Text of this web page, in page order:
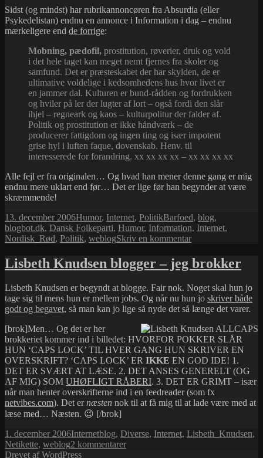
Sidst (og mindst) har rubrikannoncøren fra Absurdia (eller
Psykedelistan) endnu en annonce i Information i dag – endnu
mærkeligere end de forrige:
Mobning, pædofil, prostitution, røverier, druk og vold
i det hele taget kan meget nemt fjernes fra skoler og
samfund. Det er præsteskabet der har skylden, de er
ultimative voldelige i kedsomhedens hus hvor livet er
en jammer dal. Kulturen er bund-rådden og fordrukken
og hviler på ler der lugter af lort – også fordi den slår
ihjel – regneark og kaos – kulturpolitur der falder af.
Politik og prostitution er ikke håndværk – de
producerer fattigdom og ingen ting og især impotent
grise hyl i luften faque, dovenskab. Henv. til
interesserede for forandring. xx xx xx xx – xx xx xx xx
Alle fejl er fra originalen… Og hvad han mener denne gang er mig
endnu mere uklart end før… Det er lige før han begynder at være
skræmmende!
Udgivet
i
13. december 2006Kategorier
Humor, Internet, PolitikTags
Barfoed, blog,
blogbot.dk, Dansk Folkeparti, Humor, Information, Internet,
Nordisk_Rød, Politik, weblogSkriv en kommentartil
Rød,
ministerfyring
rubrikannoncer
Lisbeth Knudsen blogger – jeg brokker
Lisbeth Knudsen er begyndt at blogge. Fair nok. Noget skal hun jo
tage sig til mens hun er mellem jobs. Og når nu hun jo skriver både
godt og begavet, så man kan jo lige så nyde det så længe det varer.
[brok]Men… Og det er her
brokkeriet kommer ind i billedet: HVORFOR POKKER SLÅR
HUN ‘CAPS LOCK’ TIL HVER GANG HUN SKRIVER EN
OVERSKRIFT? ‘CAPS LOCK’ ER IKKE EN GOD IDE! 1.
DET ER SVÆRT AT LÆSE. 2. DET ANSES GENERELT (OG
AF MIG) SOM UHØFLIGT RÅBERI. 3. DET ER GRIMT – især
når man henter overskrifterne ind i en feedreader (som fx
netvibes.com). Det ernæsten nok til at få mig til at lade være med at
læse med… Næsten. 😉 [/brok]
Udgivet
i
1. december 2006Kategorier
InternetTags
blog, Diverse, Internet, Lisbeth_Knudsen,
Netikette, weblog2 kommentarertil
Drevet af WordPress